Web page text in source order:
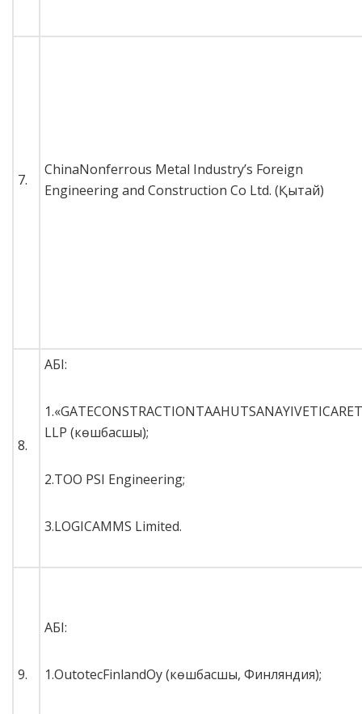
7.
ChinaNonferrous Metal Industry’s Foreign
Engineering and Construction Co Ltd. (Қытай)
8.
АБІ:
LLP (көшбасшы);
2.ТОО PSI Engineering;
3.LOGICAMMS Limited.
9.
АБІ:
1.OutotecFinlandOy (көшбасшы, Финляндия);